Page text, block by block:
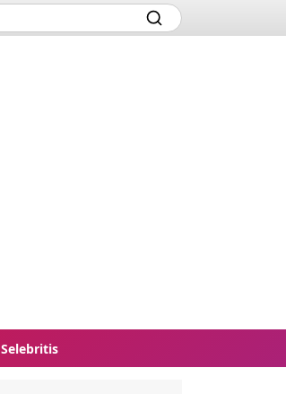
Selebritis